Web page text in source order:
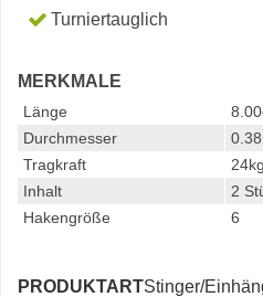
Turniertauglich
MERKMALE
Länge
Durchmesser
Tragkraft
24kg
Inhalt
2
Hakengröße
6
PRODUKTARTStinger/